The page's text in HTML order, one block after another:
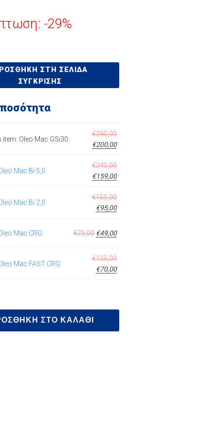
-29%
ΣΤΗ ΣΕΛΊΔΑ
ΣΎΓΚΡΙΣΗΣ
item: Oleo Mac GSi30
€280,00
€200,00
Mac Bi 5,0
€245,00
€159,00
Mac Bi 2,0
€155,00
€95,00
Mac CRG €75,00 €49,00
Mac FAST CRG
€125,00
€70,00
ΣΤΟ ΚΑΛΆΘΙ